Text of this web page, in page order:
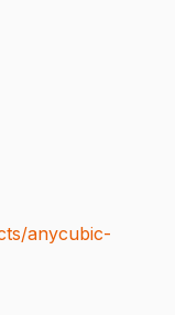
anycubic-